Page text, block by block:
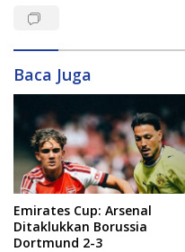
Baca Juga
Emirates Cup: Arsenal
Ditaklukkan Borussia
Dortmund 2-3